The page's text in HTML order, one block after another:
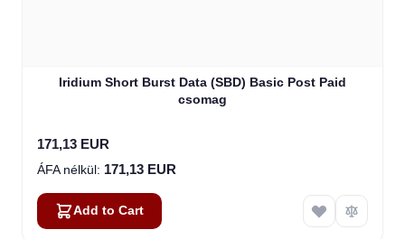
Iridium Short Burst Data (SBD) Basic Post Paid
csomag
171,13 EUR
171,13 EUR
Add to Cart